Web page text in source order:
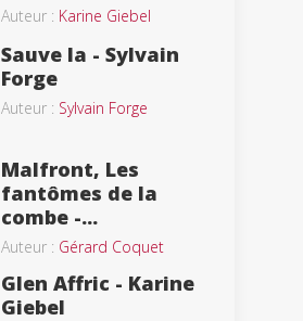
Auteur : Karine Giebel
Sauve la - Sylvain
Forge
Auteur : Sylvain Forge
Malfront, Les
fantômes de la
combe -...
Auteur : Gérard Coquet
Glen Affric - Karine
Giebel